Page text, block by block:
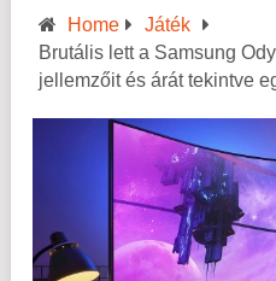
Home
Játék
Brutális lett a Samsung
jellemzőit és árát tekintve